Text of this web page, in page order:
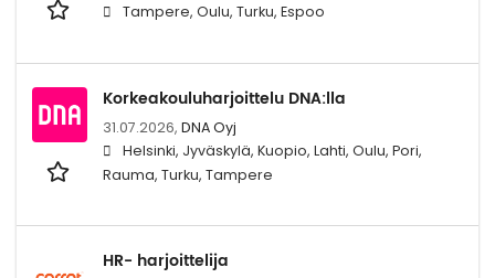
Tampere, Oulu, Turku, Espoo
Korkeakouluharjoittelu DNA:lla
31.07.2026, DNA Oyj
Helsinki, Jyväskylä, Kuopio, Lahti, Oulu, Pori,
Rauma, Turku, Tampere
HR- harjoittelija